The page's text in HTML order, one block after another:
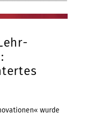
wurde